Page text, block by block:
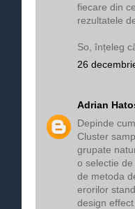
fiecare din
rezultatele
So, înțeleg
26
Adrian
Depinde
Cluster
grupate
o selectie
de metoda
erorilor
design